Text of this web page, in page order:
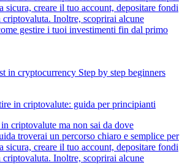
sicura, creare il tuo account, depositare fondi
criptovaluta. Inoltre, scoprirai alcune
gestire i tuoi investimenti fin dal primo
in criptovalute: guida per principianti
criptovalute ma non sai da dove
troverai un percorso chiaro e semplice per
sicura, creare il tuo account, depositare fondi
criptovaluta. Inoltre, scoprirai alcune